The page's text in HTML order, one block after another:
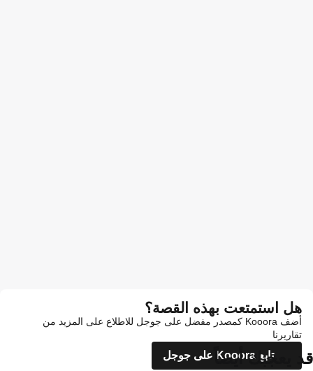
هل استمتعت بهذه القصة؟
أضف Kooora كمصدر مفضل على جوجل للاطلاع على المزيد من
تقاريرنا
تابع Kooora على جوجل
قد يعجبك أيضاً